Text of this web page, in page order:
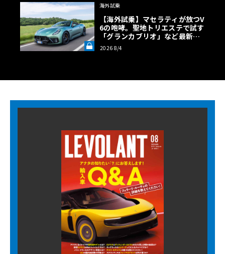
海外試乗
【海外試乗】マセラティが放つV
6の咆哮。聖地トリエステで試す
「グランカブリオ」など最新ト
ロフェオ3台の官能評価《LE VO
LANT LAB》
2026 8/4